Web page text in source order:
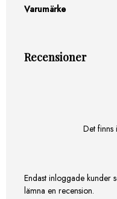
Varumärke
Recensioner
Det finns
Endast inloggade kunder
lämna en recension.